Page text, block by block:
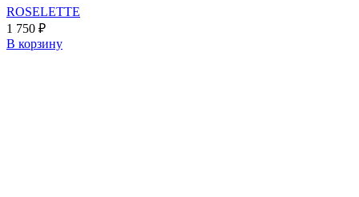
ROSELETTE
1 750 ₽
В корзину